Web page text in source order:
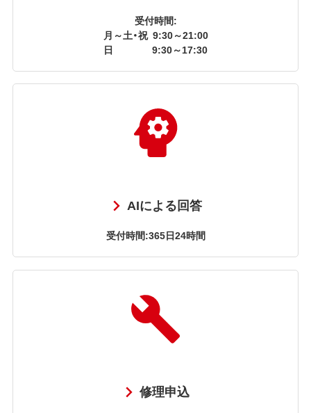
受付時間:
月～土・祝 9:30～21:00
日
9:30～17:30
AIによる回答
受付時間:365日24時間
修理申込